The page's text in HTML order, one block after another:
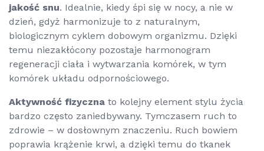
jakość snu. Idealnie, kiedy śpi się w nocy, a nie w
dzień, gdyż harmonizuje to z naturalnym,
biologicznym cyklem dobowym organizmu. Dzięki
temu niezakłócony pozostaje harmonogram
regeneracji ciała i wytwarzania komórek, w tym
komórek układu odpornościowego.
Aktywność fizyczna to kolejny element stylu życia
bardzo często zaniedbywany. Tymczasem ruch to
zdrowie – w dosłownym znaczeniu. Ruch bowiem
poprawia krążenie krwi, a dzięki temu do tkanek